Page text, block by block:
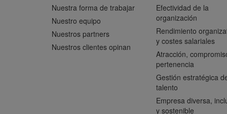
Nuestra forma de trabajar
Nuestro equipo
Nuestros partners
Nuestros clientes opinan
Efectividad de la
organización
Rendimiento
y costes salariales
Atracción,
pertenencia
Gestión estratégica
talento
Empresa diversa,
y sostenible